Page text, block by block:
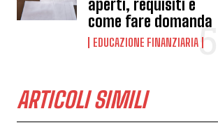
aperti, requisiti e
come fare domanda
EDUCAZIONE FINANZIARIA
ARTICOLI SIMILI